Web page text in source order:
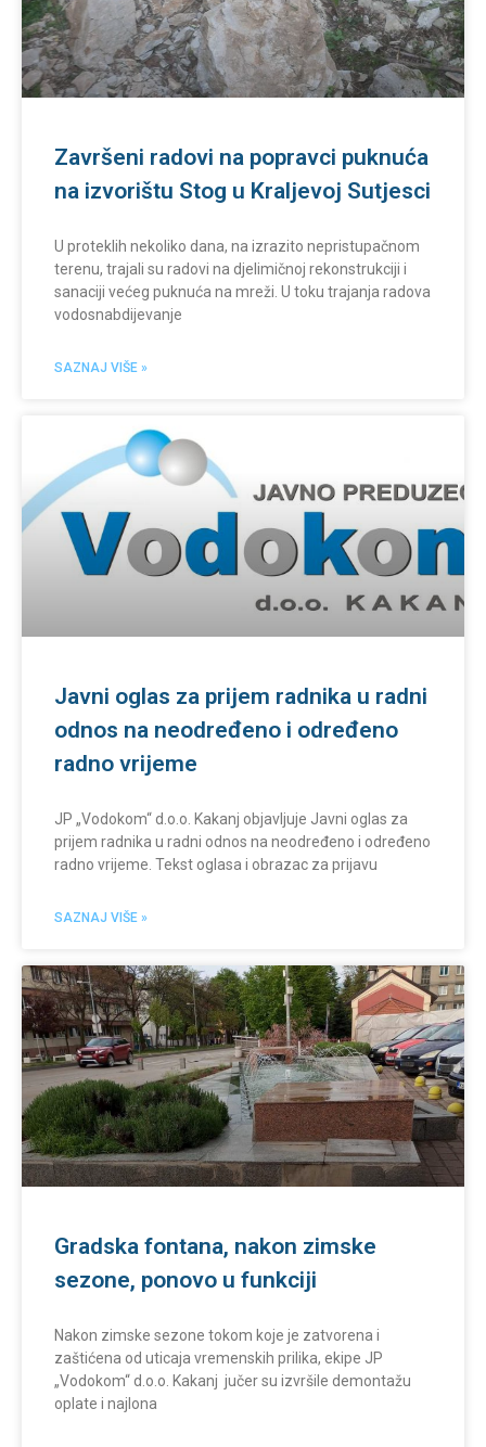
Završeni radovi na popravci puknuća
na izvorištu Stog u Kraljevoj Sutjesci
U proteklih nekoliko dana, na izrazito nepristupačnom
terenu, trajali su radovi na djelimičnoj rekonstrukciji i
sanaciji većeg puknuća na mreži. U toku trajanja radova
vodosnabdijevanje
SAZNAJ VIŠE »
Javni oglas za prijem radnika u radni
odnos na neodređeno i određeno
radno vrijeme
JP „Vodokom“ d.o.o. Kakanj objavljuje Javni oglas za
prijem radnika u radni odnos na neodređeno i određeno
radno vrijeme. Tekst oglasa i obrazac za prijavu
SAZNAJ VIŠE »
Gradska fontana, nakon zimske
sezone, ponovo u funkciji
Nakon zimske sezone tokom koje je zatvorena i
zaštićena od uticaja vremenskih prilika, ekipe JP
„Vodokom“ d.o.o. Kakanj jučer su izvršile demontažu
oplate i najlona